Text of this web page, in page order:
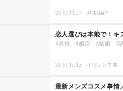
2016.11.07 林美由紀
恋人選びは本能で！キ
男性 婚活 結婚
2016.12.13 イヴォンヌ麗
最新メンズコスメ事情